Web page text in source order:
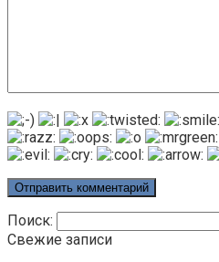
Поиск:
Свежие записи